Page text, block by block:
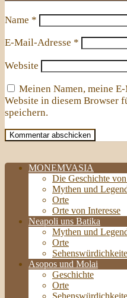
Name *
E-Mail-Adresse *
Website
Meinen Namen, meine
Website in diesem Browser
speichern.
MONEMVASIA
Die Geschichte
Mythen und
Orte
Orte von Interesse
Neapoli uns Batika
Mythen und
Orte
Asopos und Molai
Geschichte
Orte